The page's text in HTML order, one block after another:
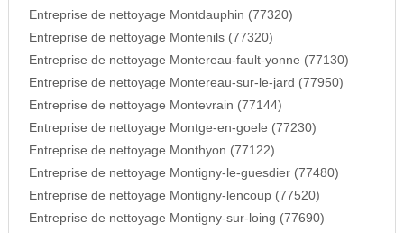
Entreprise de nettoyage Montdauphin (77320)
Entreprise de nettoyage Montenils (77320)
Entreprise de nettoyage Montereau-fault-yonne (77130)
Entreprise de nettoyage Montereau-sur-le-jard (77950)
Entreprise de nettoyage Montevrain (77144)
Entreprise de nettoyage Montge-en-goele (77230)
Entreprise de nettoyage Monthyon (77122)
Entreprise de nettoyage Montigny-le-guesdier (77480)
Entreprise de nettoyage Montigny-lencoup (77520)
Entreprise de nettoyage Montigny-sur-loing (77690)